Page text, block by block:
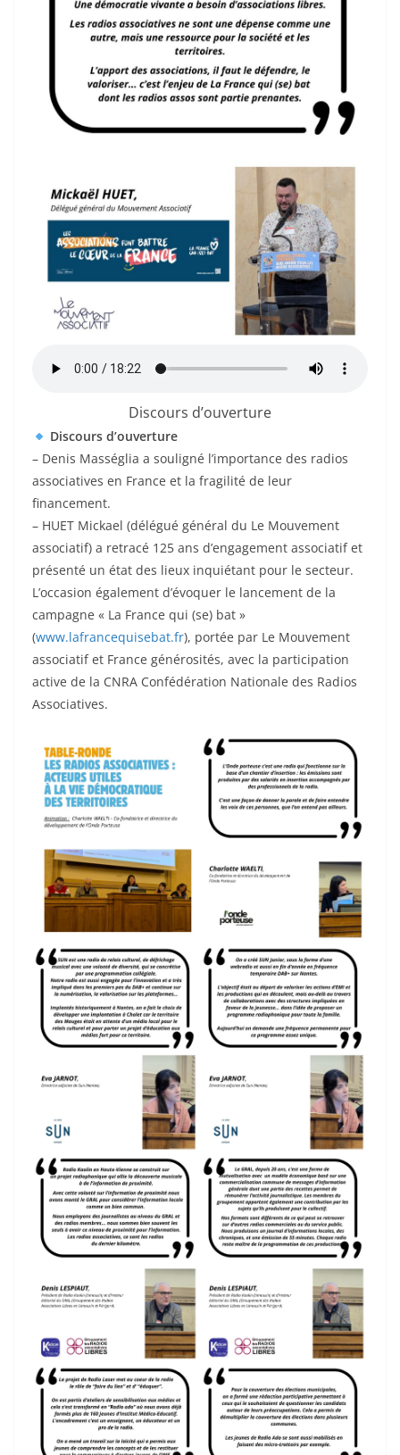
Discours d’ouverture
Discours d’ouverture
– Denis Masséglia a souligné l’importance des radios
associatives en France et la fragilité de leur
financement.
– HUET Mickael (délégué général du Le Mouvement
associatif) a retracé 125 ans d’engagement associatif et
présenté un état des lieux inquiétant pour le secteur.
L’occasion également d’évoquer le lancement de la
campagne « La France qui (se) bat »
(www.lafrancequisebat.fr), portée par Le Mouvement
associatif et France générosités, avec la participation
active de la CNRA Confédération Nationale des Radios
Associatives.